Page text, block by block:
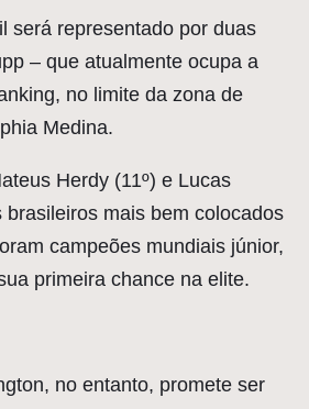
será representado por duas
– que atualmente ocupa a
no limite da zona de
Medina.
Herdy (11º) e Lucas
brasileiros mais bem colocados
campeões mundiais júnior,
primeira chance na elite.
no entanto, promete ser